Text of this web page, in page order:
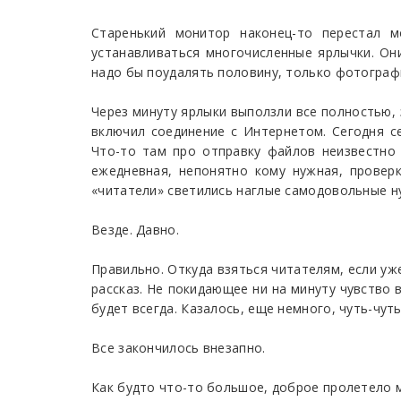
Старенький монитор наконец-то перестал
устанавливаться многочисленные ярлычки.
надо бы поудалять половину, только
Через минуту ярлыки выползли все
включил соединение с Интернетом. Сегодня
Что-то там про отправку файлов
ежедневная, непонятно кому нужная,
«читатели» светились наглые самодовольные
Везде. Давно.
Правильно. Откуда взяться читателям, если
рассказ. Не покидающее ни на минуту чувство
будет всегда. Казалось, еще немного, чуть-
Все закончилось внезапно.
Как будто что-то большое, доброе пролетело